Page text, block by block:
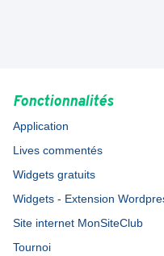
Fonctionnalités
Application
Lives commentés
Widgets gratuits
Widgets - Extension
Site internet MonSiteClub
Tournoi